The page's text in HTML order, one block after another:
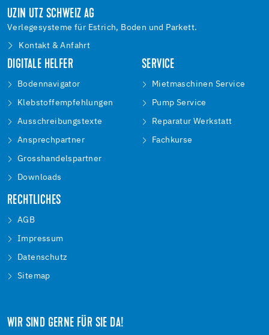
UZIN UTZ SCHWEIZ AG
Verlegesysteme für Estrich, Boden und Parkett.
Kontakt & Anfahrt
DIGITALE HELFER
Bodennavigator
Klebstoffempfehlungen
Ausschreibungstexte
Ansprechpartner
Grosshandelspartner
Downloads
SERVICE
Mietmaschinen Service
Pump Service
Reparatur Werkstatt
Fachkurse
RECHTLICHES
AGB
Impressum
Datenschutz
Sitemap
WIR SIND GERNE FÜR SIE DA!